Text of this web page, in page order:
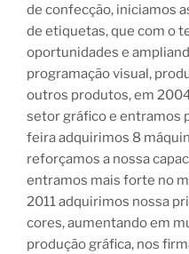
de confecção, iniciamos
de etiquetas, que com o
oportunidades e
programação visual,
outros produtos, em
setor gráfico e entramos
feira adquirimos 8
reforçamos a nossa
entramos mais forte no
2011 adquirimos nossa
cores, aumentando em
produção gráfica, nos